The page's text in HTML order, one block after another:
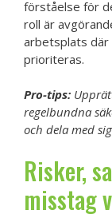
förståelse för
roll är
arbetsplats där
prioriteras.
Pro-tips:
regelbundna
och dela med
Risker,
misstag